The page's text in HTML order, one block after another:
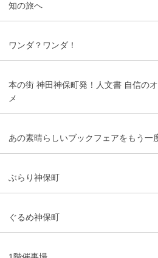
知の旅へ
ワンダ？ワンダ！
本の街 神田神保町発！人文書 自信の
メ
あの素晴らしいブックフェアをもう一
ぶらり神保町
ぐるめ神保町